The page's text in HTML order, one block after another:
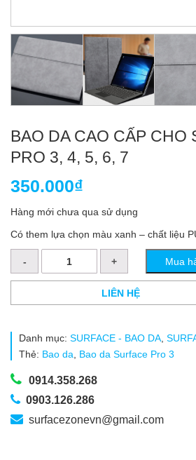
BAO DA CAO CẤP CHO
PRO 3, 4, 5, 6, 7
350.000₫
Hàng mới chưa qua sử dụng
Có them lựa chọn màu xanh – chất liệu
cao
cho
3,
4,
6,
7
số
lượng
Mua
LIÊN HỆ
Danh mục: SURFACE - BAO DA
Thẻ: Bao da Bao da Surface Pro 3
0914.358.268
0903.126.286
surfacezonevn@gmail.com